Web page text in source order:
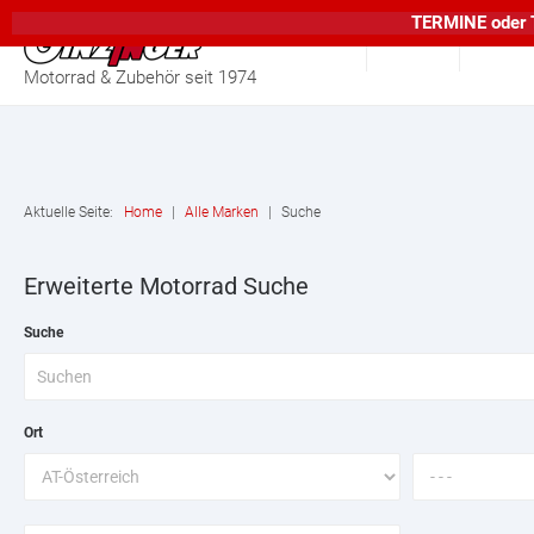
Motorrad & Zubehör seit 1974
Home Suche
Aktuelle Seite: Home Alle Marken Suche
Erweiterte Motorrad Suche
Suche
Ort
TERMINEoder